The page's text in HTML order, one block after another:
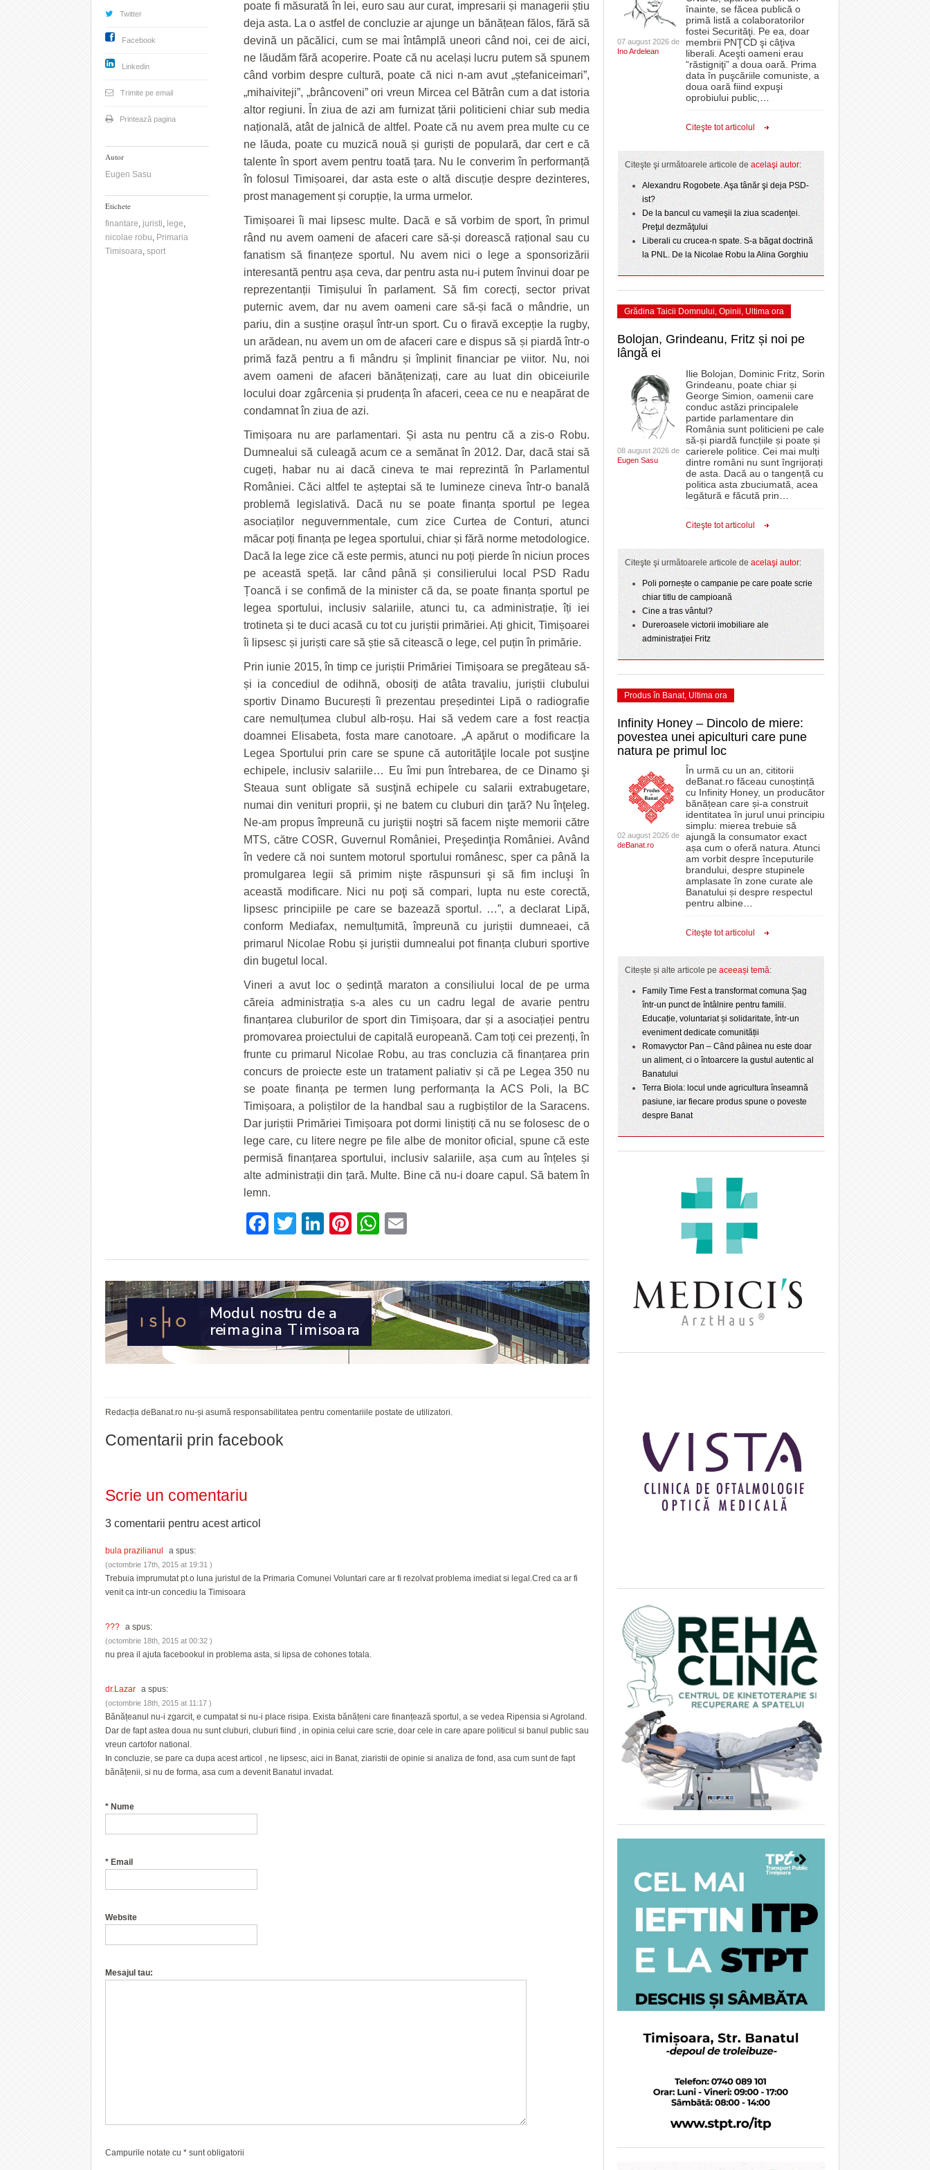
arhitectural din oraș- 4 August 2026
Timișoara are de luni șase noi cetățeni de
onoare/FOTO
- 3 August 2026
View all
mari probleme cu ANI, dar a fost salvat de PSD
şi Ecaterina Andronescu- acum 2 zile
Sorin Şipoş nu le dă nicio speranţă PSD-iştilor:
“Nu veți câștiga niciodată Timișoara. Nici în
2028, nici în 3028, când Dominic Fritz sigur nu
va mai fi primar- 5 August 2026
În ultimii trei ani niciun primar aflat în conflict de
interese nu şi-a pierdut mandatul. Avocatul Toni
Neacşu ia apărarea prefectului de Timiş în
cazul Dominic Fritz - 5 August 2026
View all
Politehnica Timișoara începe Superliga în
deplasare. Când sunt programate derby-urile
pentru play-off- 4 August 2026
Sezonul marilor speranțe! Politehnica atacă
elita cu un meci tare, în care o nou-promovată
va evolua în fața unei echipe ce a pierdut
dramatic în barajul de promovare
- 3 August 2026
View all
ZIARISTU’ DE
CU OIŞTEA-N
FINANŢĂRI DE LA A
PE SURSE
CLIPURI VIDEO
JOCURI ONLINE
Filmul „Ultimul ingredient”, o poveste a
Banatului în competiția internațională Food Film
Menu/VIDEO- 5 August 2026
Aflați secretele Timișoarei în cadrul unui nou tur
gratuit organizat de Asociația Turism Alternativ-
View all
proiectelor derulate de instituție din fonduri
europene/FOTO
ANAF oferă persoanelor fizice posibilitatea să
beneficieze de Declarația Unică 212
precompletată- 25 November 2025
CLIPURI VIDEO
JOCURI ONLINE
DIVERSE
FARMACII DIN
TIMIŞOARA
HARTA TIMIŞOAREI
LICEE, ŞCOLI ŞI
SFATUL MEDICULUI
poate fi măsurată în lei, euro sau aur curat, impresarii și managerii știu
deja asta. La o astfel de concluzie ar ajunge un bănățean fălos, fără să
devină un păcălici, cum se mai întâmplă uneori când noi, cei de aici,
ne lăudăm fără acoperire. Poate că nu același lucru putem să spunem
când vorbim despre cultură, poate că nici n-am avut „ștefaniceimari”,
„mihaiviteji”, „brâncoveni” ori vreun Mircea cel Bătrân cum a dat istoria
altor regiuni. În ziua de azi am furnizat țării politicieni chiar sub media
națională, atât de jalnică de altfel. Poate că nu avem prea multe cu ce
ne lăuda, poate cu muzică nouă și guriști de populară, dar cert e că
talente în sport avem pentru toată țara. Nu le converim în performanță
în folosul Timișoarei, dar asta este o altă discuție despre dezinteres,
prost management și corupție, la urma urmelor.
Timișoarei îi mai lipsesc multe. Dacă e să vorbim de sport, în primul
rând nu avem oameni de afaceri care să-și dorească rațional sau cu
fanatism să finanțeze sportul. Nu avem nici o lege a sponsorizării
interesantă pentru așa ceva, dar pentru asta nu-i putem învinui doar pe
reprezentanții Timișului în parlament. Să fim corecți, sector privat
puternic avem, dar nu avem oameni care să-și facă o mândrie, un
pariu, din a susține orașul într-un sport. Cu o firavă excepție la rugby,
un arădean, nu avem un om de afaceri care e dispus să și piardă într-o
primă fază pentru a fi mândru și împlinit financiar pe viitor. Nu, noi
avem oameni de afaceri bănățenizați, care au luat din obiceiurile
locului doar zgârcenia și prudența în afaceri, ceea ce nu e neapărat de
condamnat în ziua de azi.
Timișoara nu are parlamentari. Și asta nu pentru că a zis-o Robu.
Dumnealui să culeagă acum ce a semănat în 2012. Dar, dacă stai să
cugeți, habar nu ai dacă cineva te mai reprezintă în Parlamentul
României. Căci altfel te așteptai să te lumineze cineva într-o banală
problemă legislativă. Dacă nu se poate finanța sportul pe legea
asociaților neguvernmentale, cum zice Curtea de Conturi, atunci
măcar poți finanța pe legea sportului, chiar și fără norme metodologice.
Dacă la lege zice că este permis, atunci nu poți pierde în niciun proces
pe această speță. Iar când până și consilierului local PSD Radu
Țoancă i se confimă de la minister că da, se poate finanța sportul pe
legea sportului, inclusiv salariile, atunci tu, ca administrație, îți iei
trotineta și te duci acasă cu tot cu juriștii primăriei. Ați ghicit, Timișoarei
îi lipsesc și juriști care să știe să citească o lege, cel puțin în primărie.
Prin iunie 2015, în timp ce juriștii Primăriei Timișoara se pregăteau să-
și ia concediul de odihnă, obosiți de atâta travaliu, juriștii clubului
sportiv Dinamo București îi prezentau președintei Lipă o radiografie
care nemulțumea clubul alb-roșu. Hai să vedem care a fost reacția
doamnei Elisabeta, fosta mare canotoare. „A apărut o modificare la
Legea Sportului prin care se spune că autorităţile locale pot susţine
echipele, inclusiv salariile… Eu îmi pun întrebarea, de ce Dinamo şi
Steaua sunt obligate să susţină echipele cu salarii extrabugetare,
numai din venituri proprii, şi ne batem cu cluburi din ţară? Nu înţeleg.
Ne-am propus împreună cu juriştii noştri să facem nişte memorii către
MTS, către COSR, Guvernul României, Preşedinţia României. Având
în vedere că noi suntem motorul sportului românesc, sper ca până la
promulgarea legii să primim nişte răspunsuri şi să fim incluşi în
această modificare. Nici nu poţi să compari, lupta nu este corectă,
lipsesc principiile pe care se bazează sportul. …”, a declarat Lipă,
conform Mediafax, nemulțumită, împreună cu juriștii dumneaei, că
primarul Nicolae Robu și juriștii dumnealui pot finanța cluburi sportive
din bugetul local.
Vineri a avut loc o ședință maraton a consiliului local de pe urma
căreia administrația s-a ales cu un cadru legal de avarie pentru
finanțarea cluburilor de sport din Timișoara, dar și a asociației pentru
promovarea proiectului de capitală europeană. Cam toți cei prezenți, în
frunte cu primarul Nicolae Robu, au tras concluzia că finanțarea prin
concurs de proiecte este un tratament paliativ și că pe Legea 350 nu
se poate finanța pe termen lung performanța la ACS Poli, la BC
Timișoara, a poliștilor de la handbal sau a rugbiștilor de la Saracens.
Dar juriștii Primăriei Timișoara pot dormi liniștiți că nu se folosesc de o
lege care, cu litere negre pe file albe de monitor oficial, spune că este
permisă finanțarea sportului, inclusiv salariile, așa cum au înțeles și
alte administrații din țară. Multe. Bine că nu-i doare capul. Să batem în
lemn.
Facebook
Twitter
LinkedIn
Pinterest
WhatsApp
Twitter
Facebook
Linkedin
Trimite pe email
Printează pagina
Autor
Eugen Sasu
Etichete
finantare, juristi, lege,
nicolae robu, Primaria
Timisoara, sport
Redacția deBanat.ro nu-și asumă responsabilitatea pentru comentariile postate de utilizatori.
Comentarii prin facebook
Scrie un comentariu
3 comentarii pentru acest articol
bula prazilianul a spus:
(octombrie 17th, 2015 at 19:31 )
Trebuia imprumutat pt.o luna juristul de la Primaria Comunei Voluntari care ar fi rezolvat problema imediat si legal.Cred ca ar fi
venit ca intr-un concediu la Timisoara
??? a spus:
(octombrie 18th, 2015 at 00:32 )
nu prea il ajuta facebookul in problema asta, si lipsa de cohones totala.
dr.Lazar a spus:
(octombrie 18th, 2015 at 11:17 )
Bănățeanul nu-i zgarcit, e cumpatat si nu-i place risipa. Exista bănățeni care finanțează sportul, a se vedea Ripensia si Agroland.
Dar de fapt astea doua nu sunt cluburi, cluburi fiind , in opinia celui care scrie, doar cele in care apare politicul si banul public sau
vreun cartofor national.
In concluzie, se pare ca dupa acest articol , ne lipsesc, aici in Banat, ziaristii de opinie si analiza de fond, asa cum sunt de fapt
bănățenii, si nu de forma, asa cum a devenit Banatul invadat.
* Nume
* Email
Website
Mesajul tau:
Campurile notate cu * sunt obligatorii
07 august 2026 de
Ino Ardelean
înainte, se făcea publică o
primă listă a colaboratorilor
fostei Securităţi. Pe ea, doar
membrii PNŢCD şi câţiva
liberali. Aceşti oameni erau
“răstigniţi” a doua oară. Prima
data în puşcăriile comuniste, a
doua oară fiind expuşi
oprobiului public,
Citeşte tot articolul
Citeşte şi următoarele articole de acelaşi autor:
Alexandru Rogobete. Aşa tânăr şi deja PSD-
ist?
De la bancul cu vameşii la ziua scadenţei.
Preţul dezmăţului
Liberali cu crucea-n spate. S-a băgat doctrină
la PNL. De la Nicolae Robu la Alina Gorghiu
Grădina Taicii Domnului, Opinii, Ultima ora
Bolojan, Grindeanu, Fritz și noi pe
lângă ei
08 august 2026 de
Eugen Sasu
Ilie Bolojan, Dominic Fritz, Sorin
Grindeanu, poate chiar și
George Simion, oamenii care
conduc astăzi principalele
partide parlamentare din
România sunt politicieni pe cale
să-și piardă funcțiile și poate și
carierele politice. Cei mai mulți
dintre români nu sunt îngrijorați
de asta. Dacă au o tangență cu
politica asta zbuciumată, acea
legătură e făcută prin
Citeşte tot articolul
Citeşte şi următoarele articole de acelaşi autor:
Poli pornește o campanie pe care poate scrie
chiar titlu de campioană
Cine a tras vântul?
Dureroasele victorii imobiliare ale
administrației Fritz
Produs în Banat, Ultima ora
Infinity Honey – Dincolo de miere:
povestea unei apiculturi care pune
natura pe primul loc
02 august 2026 de
deBanat.ro
În urmă cu un an, cititorii
deBanat.ro făceau cunoștință
cu Infinity Honey, un producător
bănățean care și-a construit
identitatea în jurul unui principiu
simplu: mierea trebuie să
ajungă la consumator exact
așa cum o oferă natura. Atunci
am vorbit despre începuturile
brandului, despre stupinele
amplasate în zone curate ale
Banatului și despre respectul
pentru albine
Citeşte tot articolul
Citește și alte articole pe aceeași temă:
Family Time Fest a transformat comuna Șag
într-un punct de întâlnire pentru familii.
Educație, voluntariat și solidaritate, într-un
eveniment dedicate comunității
Romavyctor Pan – Când pâinea nu este doar
un aliment, ci o întoarcere la gustul autentic al
Banatului
Terra Biola: locul unde agricultura înseamnă
pasiune, iar fiecare produs spune o poveste
despre Banat